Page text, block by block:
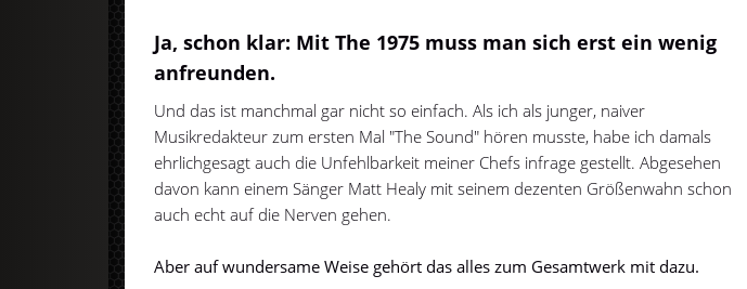
Ja, schon klar: Mit The 1975 muss man sich erst ein wenig
anfreunden.
Und das ist manchmal gar nicht so einfach. Als ich als junger, naiver
Musikredakteur zum ersten Mal "The Sound" hören musste, habe ich damals
ehrlichgesagt auch die Unfehlbarkeit meiner Chefs infrage gestellt. Abgesehen
davon kann einem Sänger Matt Healy mit seinem dezenten Größenwahn schon
auch echt auf die Nerven gehen.
Aber auf wundersame Weise gehört das alles zum Gesamtwerk mit dazu.